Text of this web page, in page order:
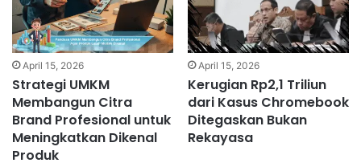
April 15, 2026
Strategi UMKM
Membangun Citra
Brand Profesional untuk
Meningkatkan Dikenal
Produk
April 15, 2026
Kerugian Rp2,1 Triliun
dari Kasus Chromebook
Ditegaskan Bukan
Rekayasa